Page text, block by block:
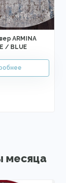
ARMINA
/ BLUE
месяца